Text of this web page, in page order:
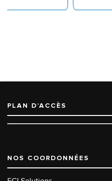
PLAN D’ACCÈS
NOS COORDONNÉES